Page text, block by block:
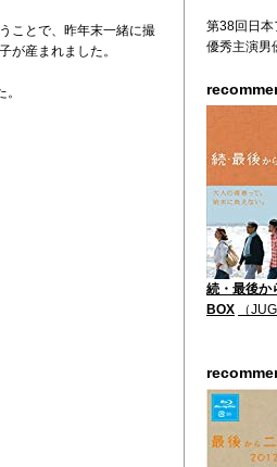
ことで、昨年末一緒に撮
が産まれました。
第38回日本
優秀主演
続・最後か
BOX
（